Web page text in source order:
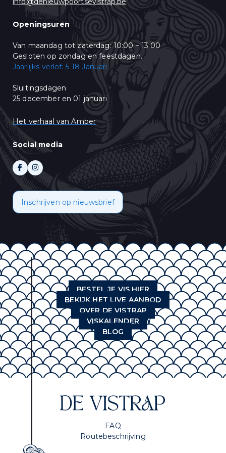
u op "Abonneren" klikt, stemt u in met het delen van uw
Openingsuren
Van maandag tot zaterdag: 10:00 – 13:00
Gesloten op zondag en feestdagen.
Jaarlijks verlof: 5-18 Januari
Sluitingsdagen
25 december en 01 januari
Het verhaal van Amber
Social media
Inschrijven op nieuwsbrief
BESTEL JE VIS HIER
BEKIJK HET LIVE AANBOD
OVER DE VISTRAP
VISKALENDER
BLOG
FAQ
Routebeschrijving